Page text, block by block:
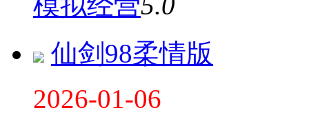
仙剑98柔情版
2026-01-06